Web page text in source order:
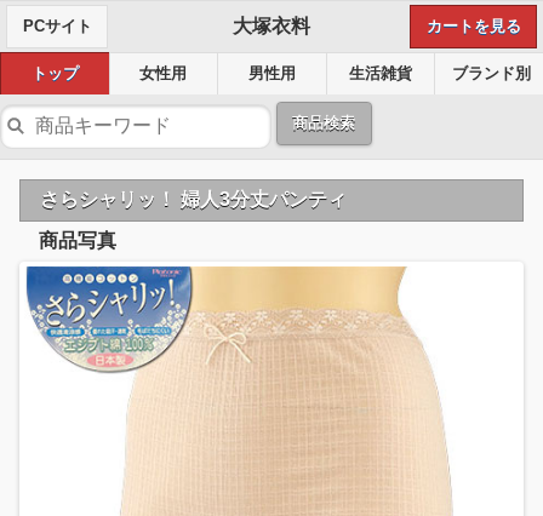
PCサイト 大塚衣料 カートを見る
トップ 女性用 男性用 生活雑貨 ブランド別
商品検索
さらシャリッ！ 婦人3分丈パンティ
商品写真